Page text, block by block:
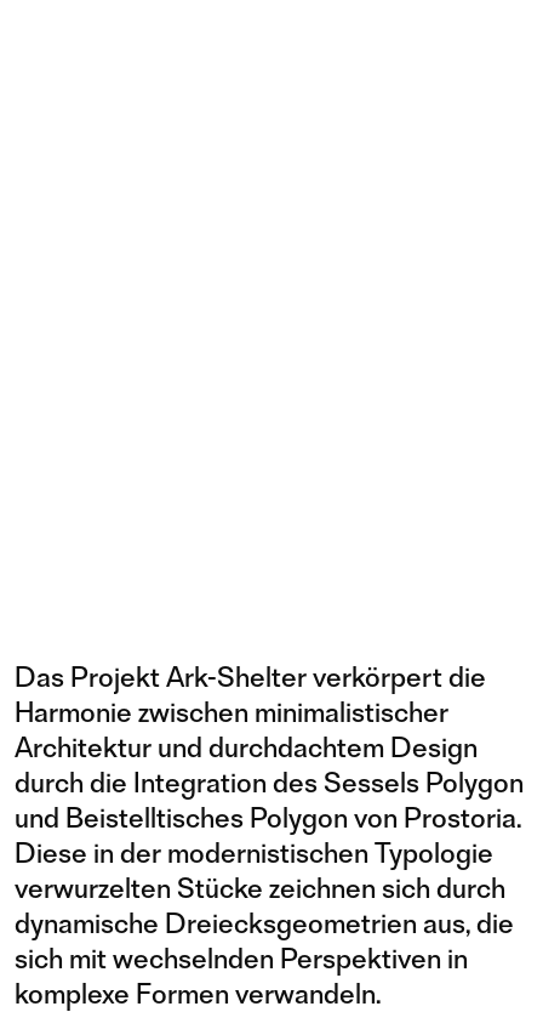
Das Projekt Ark-Shelter verkörpert die
Harmonie zwischen minimalistischer
Architektur und durchdachtem Design
durch die Integration des Sessels Polygon
und Beistelltisches Polygon von Prostoria.
Diese in der modernistischen Typologie
verwurzelten Stücke zeichnen sich durch
dynamische Dreiecksgeometrien aus, die
sich mit wechselnden Perspektiven in
komplexe Formen verwandeln.